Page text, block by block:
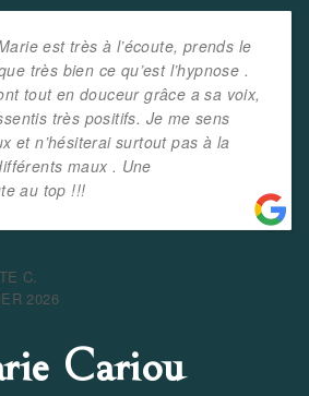
est très à l’écoute, prends le
très bien ce qu’est l’hypnose .
tout en douceur grâce a sa voix,
très positifs. Je me sens
et n’hésiterai surtout pas à la
maux . Une
au top !!!
C.
2026
Cariou